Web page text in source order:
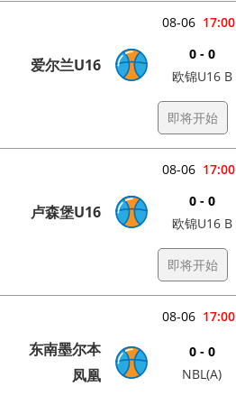
17:00
08-06
爱尔兰U16
0 - 0
欧锦U16 B
即将开始
17:00
08-06
卢森堡U16
0 - 0
欧锦U16 B
即将开始
17:00
08-06
东南墨尔本
凤凰
0 - 0
NBL(A)